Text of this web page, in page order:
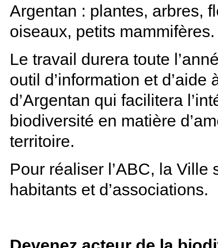
Argentan : plantes, arbres,
oiseaux, petits mammifères.
Le travail durera toute
outil d’information et
d’Argentan qui facilitera
biodiversité en matière
territoire.
Pour réaliser l’ABC, la
habitants et d’associations.